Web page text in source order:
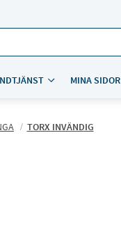
MINA SIDOR
TORX INVÄNDIG